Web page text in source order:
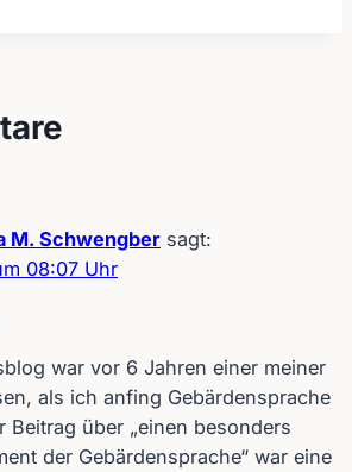
raus
M. Schwengber sagt:
08:07 Uhr
war vor 6 Jahren einer meiner
als ich anfing Gebärdensprache
Beitrag über „einen besonders
der Gebärdensprache“ war eine